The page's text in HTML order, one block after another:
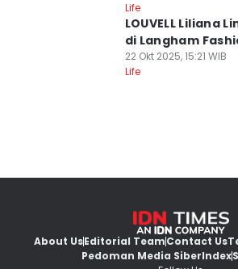
Life
LOUVELL Liliana
di Langham
22 Okt 2025, 15:21 WIB
Life
About UsEditorial TeamContact Us
Pedoman Media SiberIndex